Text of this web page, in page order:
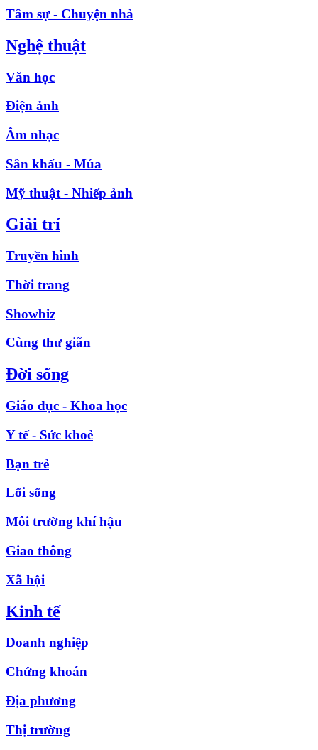
Tâm sự - Chuyện nhà
Nghệ thuật
Văn học
Điện ảnh
Âm nhạc
Sân khấu - Múa
Mỹ thuật - Nhiếp ảnh
Giải trí
Truyền hình
Thời trang
Showbiz
Cùng thư giãn
Đời sống
Giáo dục - Khoa học
Y tế - Sức khoẻ
Bạn trẻ
Lối sống
Môi trường khí hậu
Giao thông
Xã hội
Kinh tế
Doanh nghiệp
Chứng khoán
Địa phương
Thị trường